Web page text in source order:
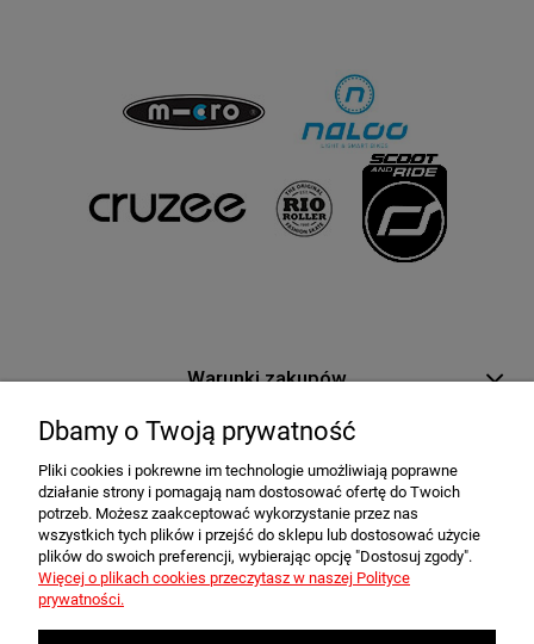
Warunki zakupów
Moje konto
Informacje o sklepie
Newsletter
Dbamy o Twoją prywatność
Pliki cookies i pokrewne im technologie umożliwiają poprawne
działanie strony i pomagają nam dostosować ofertę do Twoich
potrzeb. Możesz zaakceptować wykorzystanie przez nas
wszystkich tych plików i przejść do sklepu lub dostosować użycie
plików do swoich preferencji, wybierając opcję "Dostosuj zgody".
Więcej o plikach cookies przeczytasz w naszej Polityce
prywatności.